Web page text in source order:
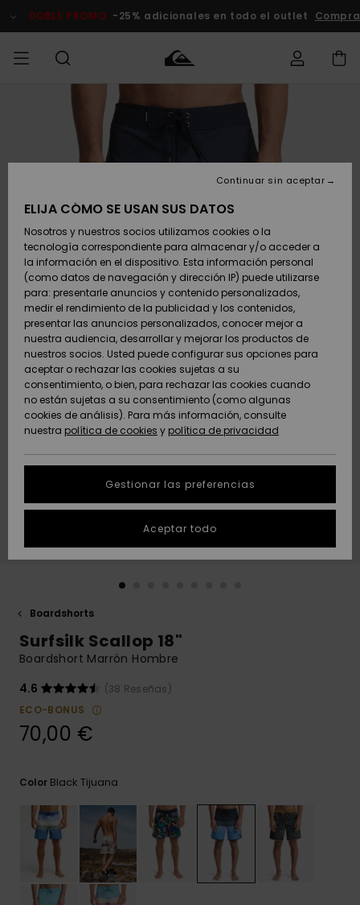
del
DOBLE PROMO -25% adicionales en todo el outlet Comprar
HOMBRE Ropa
Zapatos y
chanclas
Surf
Snow
Novedades
Destacados
Ropa
Zapatos y
chanclas
Surf
Snow
Novedades
Destacados
Shop
Destacados
Snow
SURF
Surf Shop
Highlights
Comunidad
SNOW
Tienda
Snow Niños
Tienda
Snow Mujer
Destacados
Comunidad
DOBLE
PROMO
Outlet
Outlet
Mujer
AYUDA &
CONTACTO
Accede a tu
pedido
Envio
Devoluciones
Pago
Tarjeta de
regalo
Quiksilver
Freedom
Protección de
datos
personales
Inicia una
conversación
conversación
respuestas a
las preguntas
Consultar
las FAQ
SOSTENIBILIDAD
Boardshorts
Surfsilk Scallop 18"
Boardshort Marrón Hombre
4.6
(38 Reseñas)
ECO-BONUS
70,00 €
Color Black Tijuana
ELIJA CÓMO SE USAN SUS DATOS
Nosotros y nuestros socios utilizamos cookies o la
tecnología correspondiente para almacenar y/o acceder a
la información en el dispositivo. Esta información personal
(como datos de navegación y dirección IP) puede utilizarse
para: presentarle anuncios y contenido personalizados,
medir el rendimiento de la publicidad y los contenidos,
presentar las anuncios personalizados, conocer mejor a
nuestra audiencia, desarrollar y mejorar los productos de
nuestros socios. Usted puede configurar sus opciones para
aceptar o rechazar las cookies sujetas a su
consentimiento, o bien, para rechazar las cookies cuando
no están sujetas a su consentimiento (como algunas
cookies de análisis). Para más información, consulte
nuestra política de cookies y política de privacidad
Gestionar las preferencias
Continuar sin aceptar
Aceptar todo